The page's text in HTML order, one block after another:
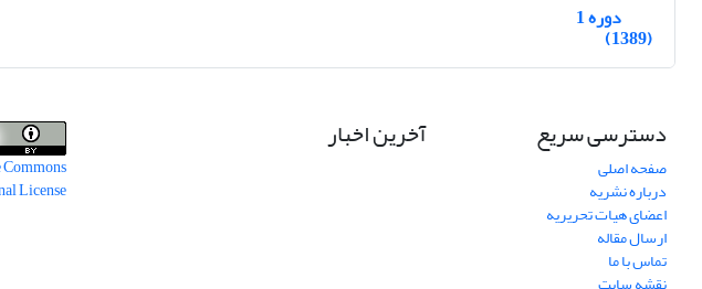
دوره 1
(1389)
دسترسی سریع
صفحه اصلی
درباره نشریه
اعضای هیات تحریریه
ارسال مقاله
تماس با ما
آخرین اخبار
License